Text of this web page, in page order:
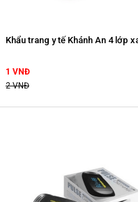
Khẩu trang y tế Khánh An 4 lớp
1 VNĐ
2 VNĐ